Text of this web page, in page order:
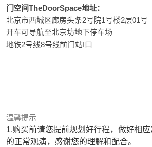
门空间TheDoorSpace地址：
北京市西城区廊房头条2号院1号楼2层01号
开车可导航至北京坊地下停车场
地铁2号线8号线前门站I口
温馨提示
1.购买前请您提前规划好行程，做好相
的正常观演，感谢您的理解和配合。